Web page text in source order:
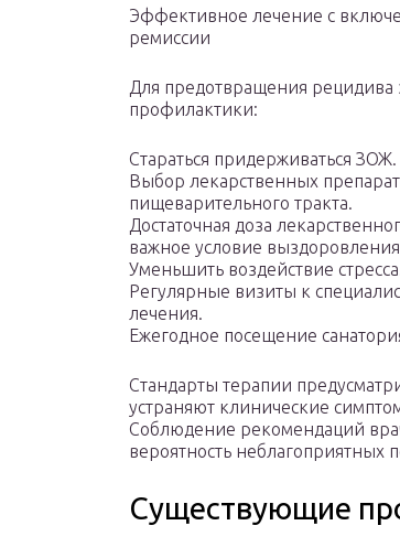
Эффективное лечение с
ремиссии
Для предотвращения
профилактики:
Стараться придерживаться ЗОЖ.
Выбор лекарственных
пищеварительного тракта.
Достаточная доза
важное условие
Уменьшить воздействие
Регулярные визиты к
лечения.
Ежегодное посещение
Стандарты терапии
устраняют клинические
Соблюдение рекомендаций
вероятность неблагоприятных
Существующие